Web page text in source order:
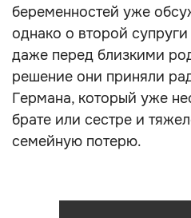
беременностей уже
однако о второй
даже перед близкими
решение они приняли
Германа, который уже
брате или сестре и
семейную потерю.